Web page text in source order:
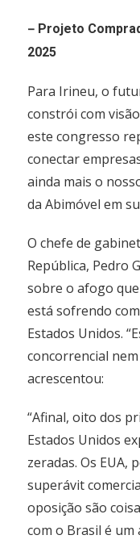
– Projeto
2025
Para Irineu, o
constrói com
este congresso
conectar
ainda mais o
da Abimóvel em
O chefe de
República, Pedro
sobre o afogo
está sofrendo
Estados Unidos.
concorrencial
acrescentou:
“Afinal, oito dos
Estados Unidos
zeradas. Os EUA,
superávit
oposição são
com o Brasil é